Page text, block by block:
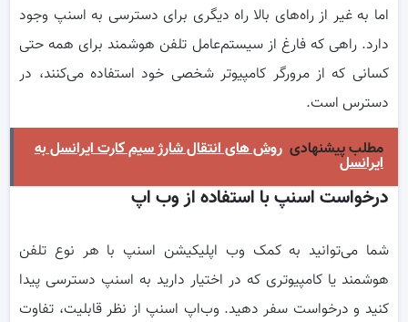
اما به غیر از راه‌های بالا راه دیگری برای دسترسی به اسنپ وجود
دارد. راهی که فارغ از سیستم‌عامل تلفن هوشمند برای همه حتی
کسانی که از مرورگر کامپیوتر شخصی خود استفاده می‌کنند، در
دسترس است.
مطلب پیشنهادی روش های انتقال شارژ سیم کارت ایرانسل به
ایرانسل
درخواست اسنپ با استفاده از وب اپ
شما می‌توانید به کمک وب اپلیکیشن اسنپ با هر نوع تلفن
هوشمند یا کامپیوتری که در اختیار دارید به اسنپ دسترسی پیدا
کنید و درخواست سفر دهید. وب‌اپ اسنپ از نظر قابلیت، تفاوت